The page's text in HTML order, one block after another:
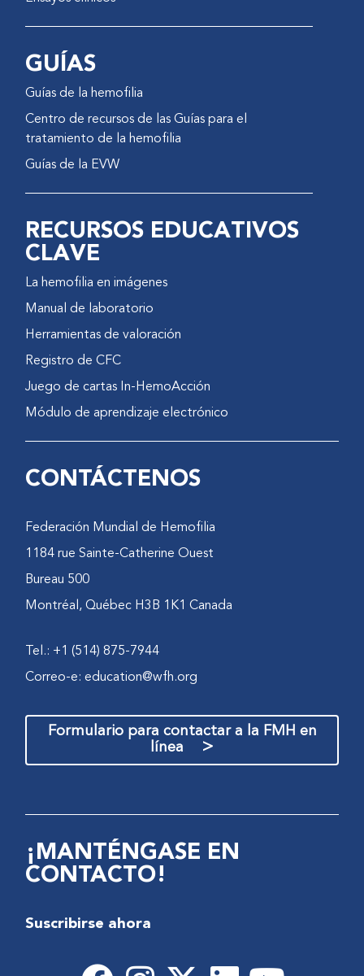
GUÍAS
Guías de la hemofilia
Centro de recursos de las Guías para el
tratamiento de la hemofilia
Guías de la EVW
RECURSOS EDUCATIVOS
CLAVE
La hemofilia en imágenes
Manual de laboratorio
Herramientas de valoración
Registro de CFC
Juego de cartas In-HemoAcción
Módulo de aprendizaje electrónico
CONTÁCTENOS
Federación Mundial de Hemofilia
1184 rue Sainte-Catherine Ouest
Bureau 500
Montréal, Québec H3B 1K1 Canada
Tel.: +1 (514) 875-7944
Correo-e:education@wfh.org
Formulario para contactar a la FMH en
línea
>
¡MANTÉNGASE EN
CONTACTO!
Suscribirse ahora